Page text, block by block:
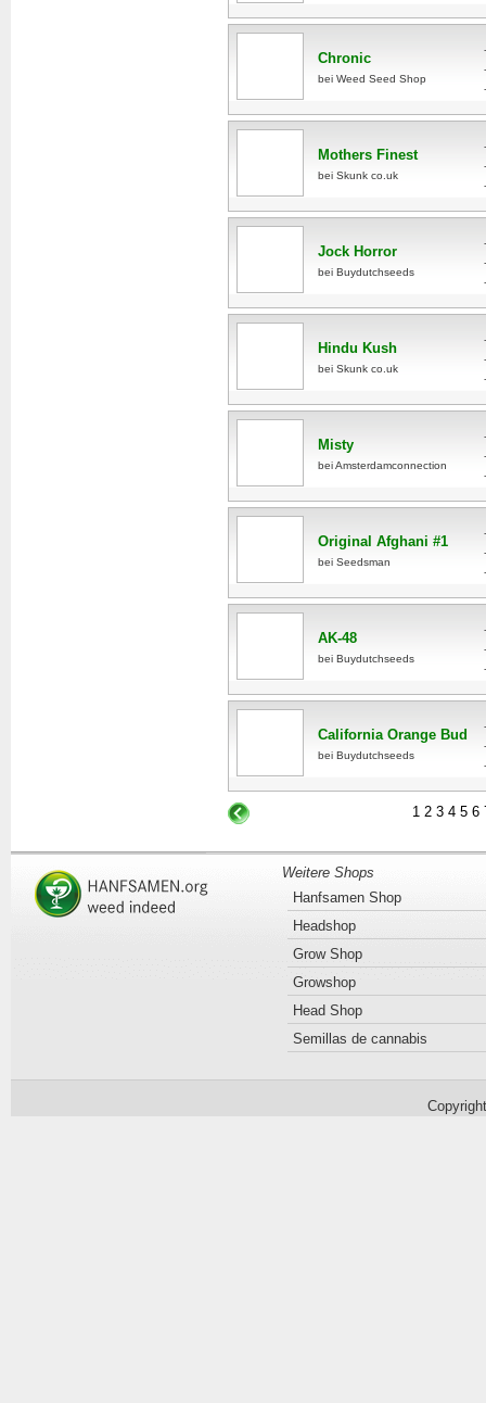
Chronic
bei Weed Seed Shop
Mothers Finest
bei Skunk co.uk
Jock Horror
bei Buydutchseeds
Hindu Kush
bei Skunk co.uk
Misty
bei Amsterdamconnection
Original Afghani #1
bei Seedsman
AK-48
bei Buydutchseeds
California Orange Bud
bei Buydutchseeds
1 2 3 4 5 6
Weitere Shops
Hanfsamen Shop
Headshop
Grow Shop
Growshop
Head Shop
Semillas de cannabis